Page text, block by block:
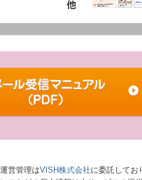
営管理はVISH株式会社に委託してお